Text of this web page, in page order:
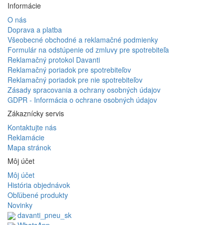
Informácie
O nás
Doprava a platba
Všeobecné obchodné a reklamačné podmienky
Formulár na odstúpenie od zmluvy pre spotrebiteľa
Reklamačný protokol Davanti
Reklamačný poriadok pre spotrebiteľov
Reklamačný poriadok pre nie spotrebiteľov
Zásady spracovania a ochrany osobných údajov
GDPR - Informácia o ochrane osobných údajov
Zákaznícky servis
Kontaktujte nás
Reklamácie
Mapa stránok
Môj účet
Môj účet
História objednávok
Obľúbené produkty
Novinky
davanti_pneu_sk